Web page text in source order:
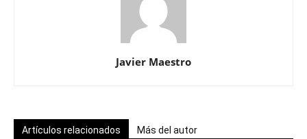
Javier Maestro
Artículos relacionados Más del autor